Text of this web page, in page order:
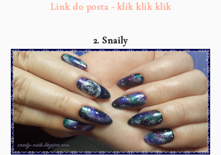
Link do posta - klik klik klik
2. Snaily